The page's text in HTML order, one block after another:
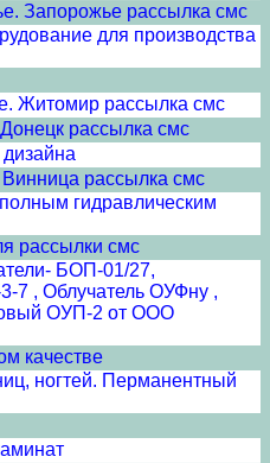
Запорожье рассылка смс
для производства
Житомир рассылка смс
рассылка смс
рассылка смс
гидравлическим
рассылки смс
БОП-01/27,
7 , Облучатель ОУФну ,
ОУП-2 от ООО
качестве
ногтей. Перманентный